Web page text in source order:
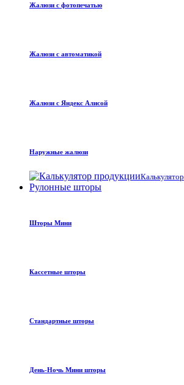
Жалюзи с фотопечатью
Жалюзи с автоматикой
Жалюзи с Яндекс Алисой
Наружные жалюзи
Калькулятор
Рулонные шторы
Шторы Мини
Кассетные шторы
Стандартные шторы
День-Ночь Мини шторы